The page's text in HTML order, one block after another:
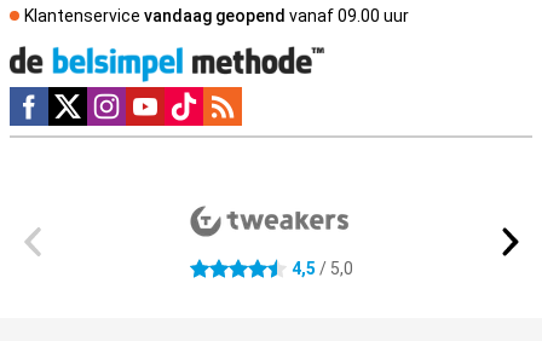
Klantenservice vandaag geopend vanaf 09.00 uur
Social media
4.5 sterren 4,5 / 5,0